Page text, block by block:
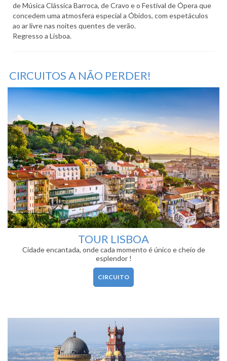
de Música Clássica Barroca, de Cravo e o Festival de Ópera que
concedem uma atmosfera especial a Óbidos, com espetáculos
ao ar livre nas noites quentes de verão.
Regresso a Lisboa.
CIRCUITOS A NÃO PERDER!
TOUR LISBOA
Cidade encantada, onde cada momento é único e cheio de
esplendor !
CIRCUITO